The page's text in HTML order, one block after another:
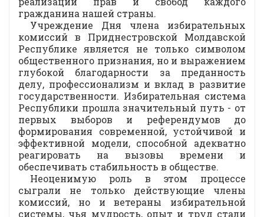
гражданина нашей страны.
Учреждение Дня члена избирательных
комиссий в Приднестровской Молдавской
Республике является не только символом
общественного признания, но и выражением
глубокой благодарности за преданность
делу, профессионализм и вклад в развитие
государственности. Избирательная система
Республики прошла значительный путь - от
первых выборов и референдумов до
формирования современной, устойчивой и
эффективной модели, способной адекватно
реагировать на вызовы времени и
обеспечивать стабильность в обществе.
Неоценимую роль в этом процессе
сыграли не только действующие члены
комиссий, но и ветераны избирательной
системы, чья мудрость, опыт и труд стали